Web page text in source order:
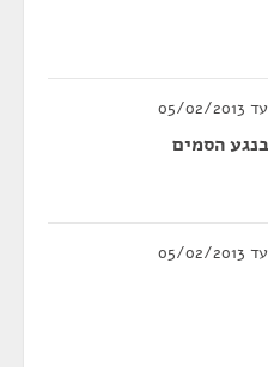
הסמים